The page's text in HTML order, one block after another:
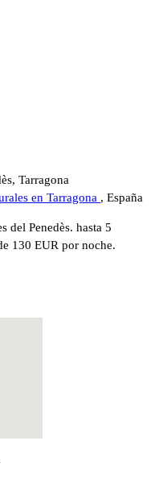
Tarragona
en Tarragona , España
del Penedès. hasta 5
130 EUR por noche.